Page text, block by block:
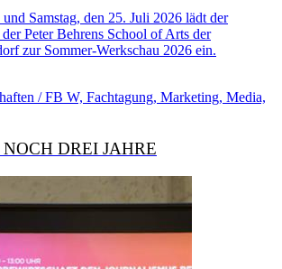
Samstag, den 25. Juli 2026 lädt der
Peter Behrens School of Arts der
zur Sommer-Werkschau 2026 ein.
/ FB W, Fachtagung, Marketing, Media,
DREI JAHRE